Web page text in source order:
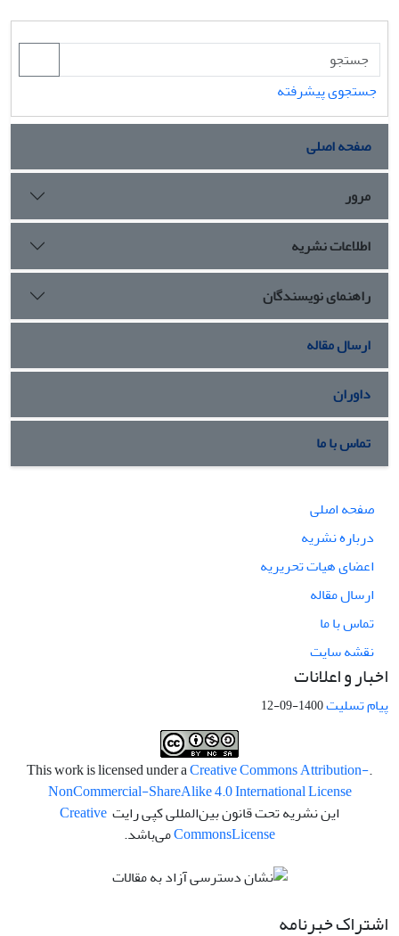
جستجوی پیشرفته
صفحه اصلی
مرور
اطلاعات نشریه
راهنمای نویسندگان
ارسال مقاله
داوران
تماس با ما
صفحه اصلی
درباره نشریه
اعضای هیات تحریریه
ارسال مقاله
تماس با ما
نقشه سایت
اخبار و اعلانات
پیام تسلیت1400-09-12
.This work is licensed under a
Creative Commons Attribution-
NonCommercial-ShareAlike 4.0 International License
این نشریه تحت قانون بین‌المللی کپی رایت Creative
CommonsLicense می‌باشد.
اشتراک خبرنامه